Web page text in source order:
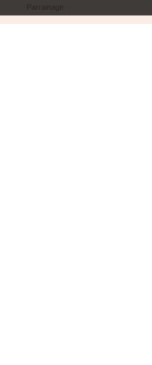
Parrainage